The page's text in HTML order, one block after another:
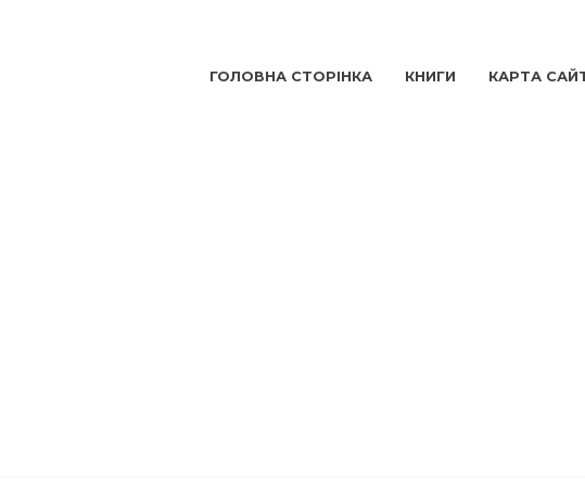
ГОЛОВНА СТОРІНКА КНИГИ КАРТА